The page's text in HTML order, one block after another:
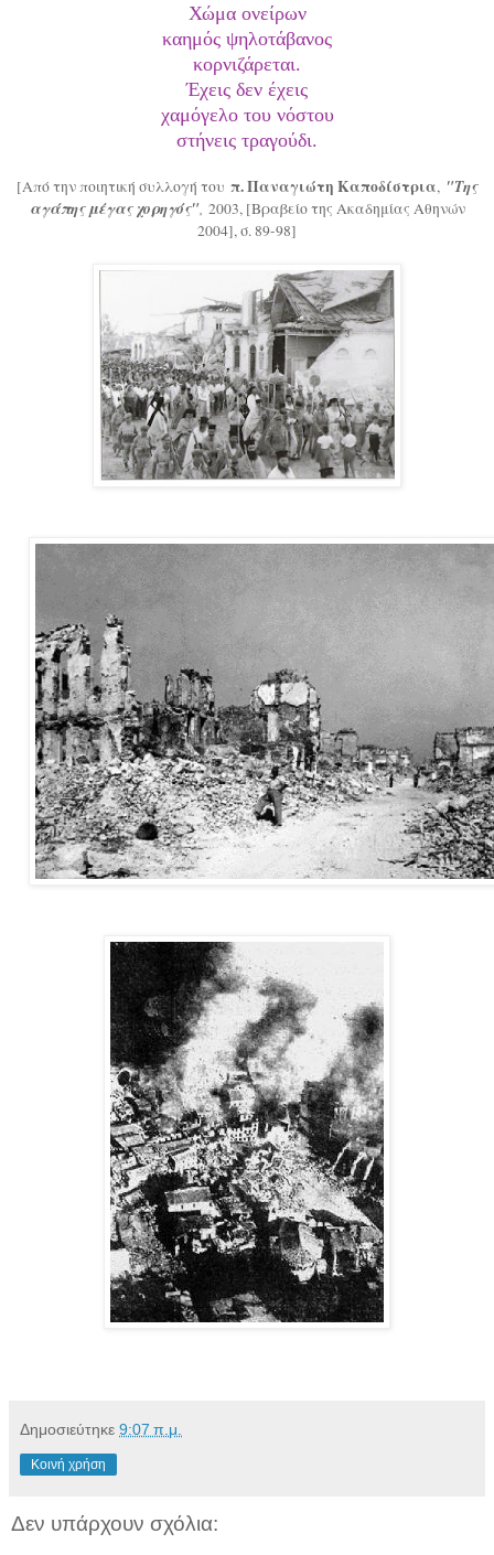
Χώμα ονείρων
καημός ψηλοτάβανος
κορνιζάρεται.
Έχεις δεν έχεις
χαμόγελο του νόστου
στήνεις τραγούδι.
[Από την ποιητική συλλογή του π. Παναγιώτη Καποδίστρια, "Της
αγάπης μέγας χορηγός", 2003, [Βραβείο της Ακαδημίας Αθηνών
2004], σ. 89-98]
Δημοσιεύτηκε 9:07 π.μ.
Κοινή χρήση
Δεν υπάρχουν σχόλια: